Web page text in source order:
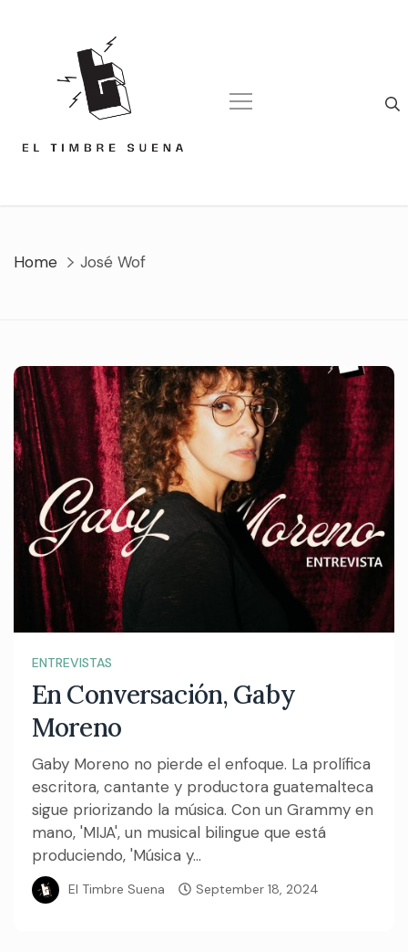
Home José Wof
ENTREVISTAS
En Conversación, Gaby
Moreno
Gaby Moreno no pierde el enfoque. La prolífica
escritora, cantante y productora guatemalteca
sigue priorizando la música. Con un Grammy en
mano, 'MIJA', un musical bilingue que está
produciendo, 'Música y...
El Timbre Suena September 18, 2024